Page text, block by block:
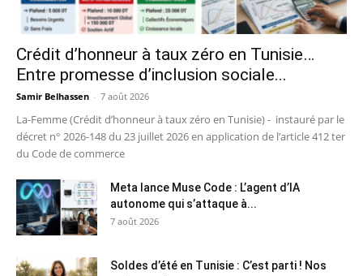
Crédit d’honneur à taux zéro en Tunisie…
Entre promesse d’inclusion sociale...
Samir Belhassen - 7 août 2026
La-Femme (Crédit d’honneur à taux zéro en Tunisie) - instauré par le
décret n° 2026-148 du 23 juillet 2026 en application de l’article 412 ter
du Code de commerce
Meta lance Muse Code : L’agent d’IA
autonome qui s’attaque à...
7 août 2026
Soldes d’été en Tunisie : C’est parti ! Nos